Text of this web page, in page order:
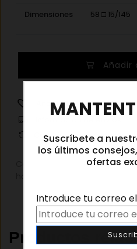
Dimensiones
58 □ 15/145
C002
cantidad
Añadir
Añadir a la lista de deseos
Cambios y devoluciones
Gafas graduadas
Productos
Suscríbete a
los últimos
ofertas
Introduce tu correo